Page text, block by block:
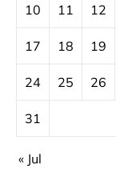
10 11 12
17 18 19
24 25 26
31
« Jul